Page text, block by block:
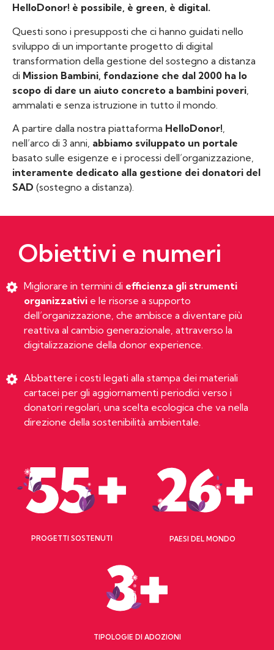
HelloDonor! è possibile, è green, è digital.
Questi sono i presupposti che ci hanno guidati nello
sviluppo di un importante progetto di digital
transformation della gestione del sostegno a distanza
di Mission Bambini, fondazione che dal 2000 ha lo
scopo di dare un aiuto concreto a bambini poveri
ammalati e senza istruzione in tutto il mondo.
A partire dalla nostra piattaforma HelloDonor!,
nell’arco di 3 anni, abbiamo sviluppato un portale
basato sulle esigenze e i processi dell’organizzazione,
interamente dedicato alla gestione dei donatori del
SAD (sostegno a distanza).
Obiettivi e numeri
Migliorare in termini di efficienza gli strumenti
organizzativie le risorse a supporto
dell’organizzazione, che ambisce a diventare più
reattiva al cambio generazionale, attraverso la
digitalizzazione della donor experience.
Abbattere i costi legati alla stampa dei materiali
cartacei per gli aggiornamenti periodici verso i
donatori regolari, una scelta ecologica che va nella
direzione della sostenibilità ambientale.
PROGETTI SOSTENUTI PAESI DEL MONDO
TIPOLOGIE DI ADOZIONI